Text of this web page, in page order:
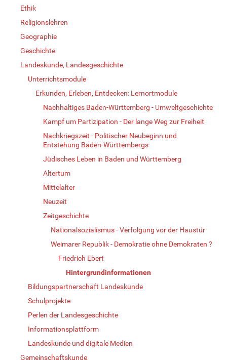
Ethik
Religionslehren
Geographie
Geschichte
Landeskunde, Landesgeschichte
Unterrichtsmodule
Erkunden, Erleben, Entdecken: Lernortmodule
Nachhaltiges Baden-Württemberg - Umweltgeschichte
Kampf um Partizipation - Der lange Weg zur Freiheit
Nachkriegszeit - Politischer Neubeginn und
Entstehung Baden-Württembergs
Jüdisches Leben in Baden und Württemberg
Altertum
Mittelalter
Neuzeit
Zeitgeschichte
Nationalsozialismus - Verfolgung vor der Haustür
Weimarer Republik - Demokratie ohne Demokraten ?
Friedrich Ebert
Hintergrundinformationen
Bildungspartnerschaft Landeskunde
Schulprojekte
Perlen der Landesgeschichte
Informationsplattform
Landeskunde und digitale Medien
Gemeinschaftskunde